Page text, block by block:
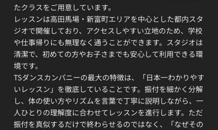
たクラスをご用意しています。
レッスンは高田馬場・新富町エリアを中心とした都内スタ
ジオで開催しており、アクセスしやすい立地のため、学校
や仕事帰りにも無理なく通うことができます。スタジオは
清潔で、初めての方やお子さまでも安心して利用できる環
境です。
TSダンスカンパニーの最大の特徴は、「日本一わかりやす
いレッスン」を徹底していることです。振付を細かく分解
し、体の使い方やリズムを言葉で丁寧に説明しながら、一
人ひとりの理解度に合わせてレッスンを進行します。ただ
振付を真似するだけで終わらせるのではなく、「なぜその